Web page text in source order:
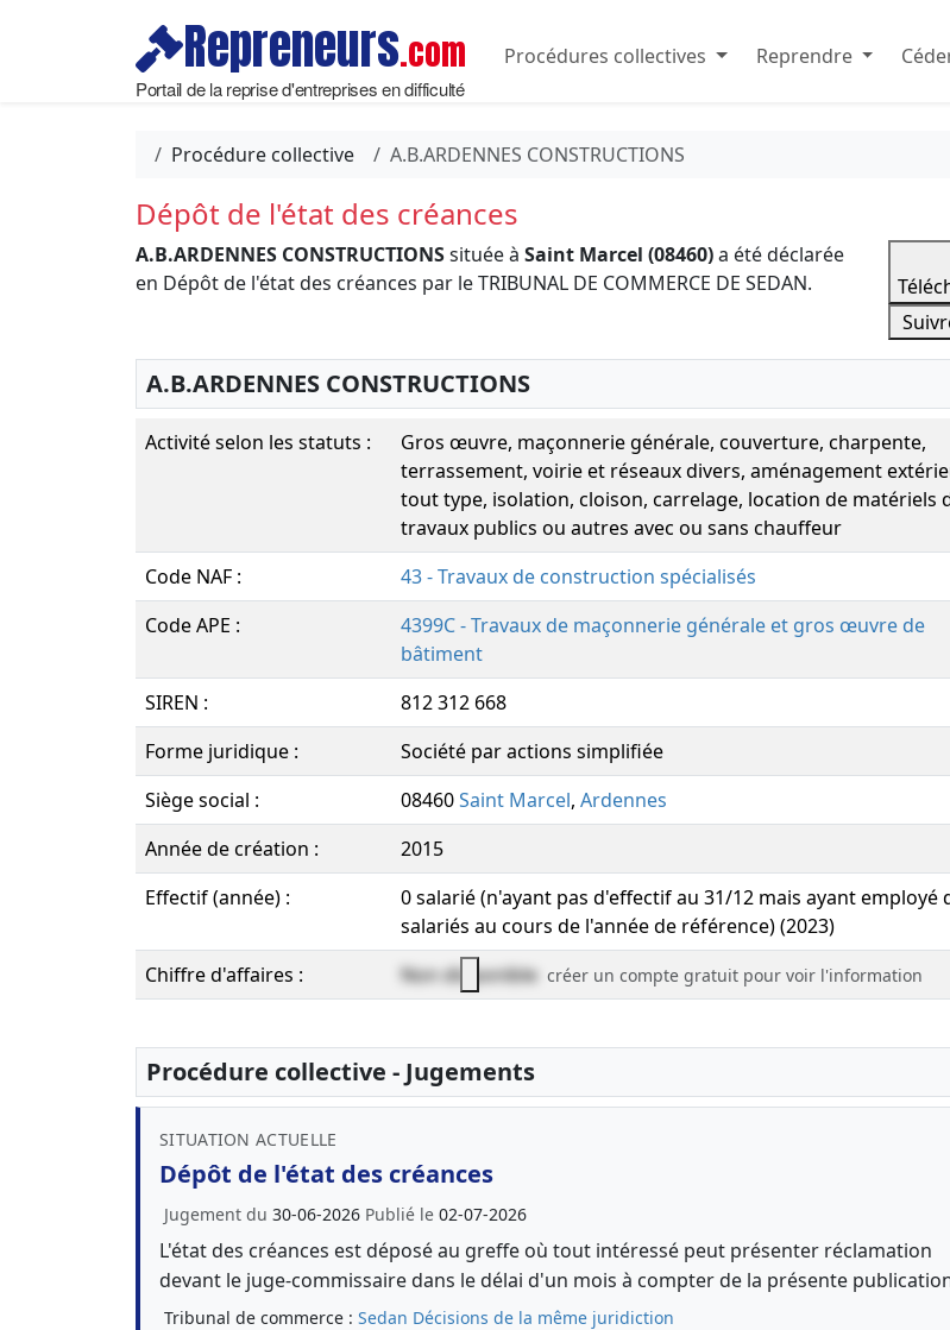
Repreneurs.com
Portail de la reprise d'entreprises en difficulté
Procédures collectives Reprendre
Procédure collective A.B.ARDENNES CONSTRUCTIONS
Dépôt de l'état des créances
A.B.ARDENNES CONSTRUCTIONSsituée à Saint Marcel (08460)a été déclarée
en Dépôt de l'état des créances par le TRIBUNAL DE COMMERCE DE SEDAN.
A.B.ARDENNES CONSTRUCTIONS
Activité selon les statuts :
Gros œuvre, maçonnerie générale, couverture, charpente,
terrassement, voirie et réseaux divers, aménagement
tout type, isolation, cloison, carrelage, location de matériels
travaux publics ou autres avec ou sans chauffeur
Code NAF :
43 - Travaux de construction spécialisés
Code APE :
4399C - Travaux de maçonnerie générale et gros œuvre de
bâtiment
SIREN :
812 312 668
Forme juridique :
Société par actions simplifiée
Siège social :
08460Saint Marcel, Ardennes
Année de création :
2015
Effectif (année) :
0 salarié (n'ayant pas d'effectif au 31/12 mais ayant employé
salariés au cours de l'année de référence) (2023)
Chiffre d'affaires :
Non disponible créer un compte gratuit pour voir l'information
Procédure collective - Jugements
SITUATION ACTUELLE
Dépôt de l'état des créances
Jugement du 30-06-2026 Publié le 02-07-2026
L'état des créances est déposé au greffe où tout intéressé peut présenter réclamation
devant le juge-commissaire dans le délai d'un mois à compter de la présente
Tribunal de commerce : Sedan Décisions de la même juridiction